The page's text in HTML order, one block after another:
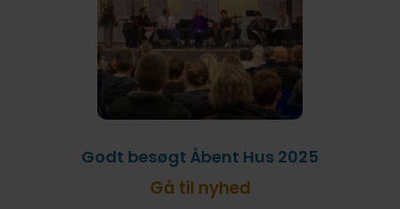
Godt besøgt Åbent Hus 2025
Gå til nyhed